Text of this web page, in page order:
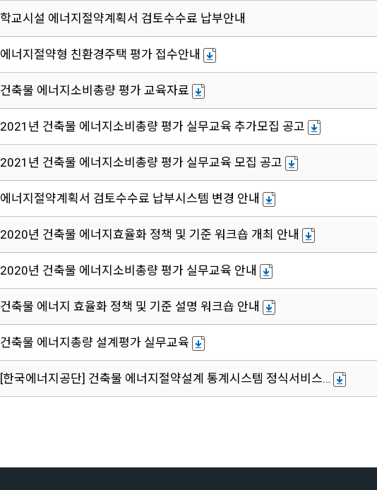
학교시설 에너지절약계획서 검토수수료 납부안내
에너지절약형 친환경주택 평가 접수안내
건축물 에너지소비총량 평가 교육자료
2021년 건축물 에너지소비총량 평가 실무교육 추가모집 공고
2021년 건축물 에너지소비총량 평가 실무교육 모집 공고
에너지절약계획서 검토수수료 납부시스템 변경 안내
2020년 건축물 에너지효율화 정책 및 기준 워크숍 개최 안내
2020년 건축물 에너지소비총량 평가 실무교육 안내
건축물 에너지 효율화 정책 및 기준 설명 워크숍 안내
건축물 에너지총량 설계평가 실무교육
[한국에너지공단] 건축물 에너지절약설계 통계시스템 정식서비스…